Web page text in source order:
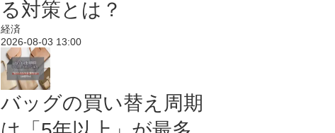
る対策とは？
経済
2026-08-03 13:00
バッグの買い替え周期